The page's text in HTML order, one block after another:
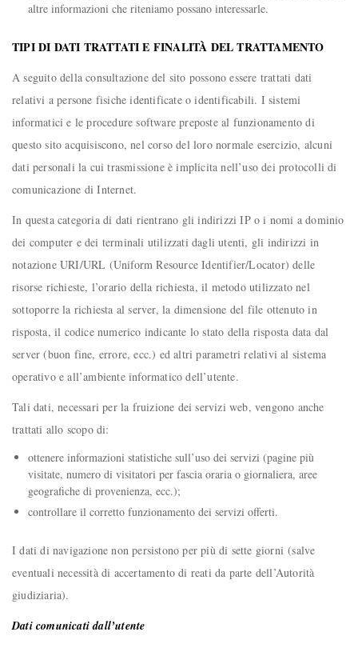
altre informazioni che riteniamo possano interessarle.
TIPI DI DATI TRATTATI E FINALITÀ DEL TRATTAMENTO
A seguito della consultazione del sito possono essere trattati dati
relativi a persone fisiche identificate o identificabili. I sistemi
informatici e le procedure software preposte al funzionamento di
questo sito acquisiscono, nel corso del loro normale esercizio, alcuni
dati personali la cui trasmissione è implicita nell’uso dei protocolli di
comunicazione di Internet.
In questa categoria di dati rientrano gli indirizzi IP o i nomi a dominio
dei computer e dei terminali utilizzati dagli utenti, gli indirizzi in
notazione URI/URL (Uniform Resource Identifier/Locator) delle
risorse richieste, l’orario della richiesta, il metodo utilizzato nel
sottoporre la richiesta al server, la dimensione del file ottenuto in
risposta, il codice numerico indicante lo stato della risposta data dal
server (buon fine, errore, ecc.) ed altri parametri relativi al sistema
operativo e all’ambiente informatico dell’utente.
Tali dati, necessari per la fruizione dei servizi web, vengono anche
trattati allo scopo di:
ottenere informazioni statistiche sull’uso dei servizi (pagine più
visitate, numero di visitatori per fascia oraria o giornaliera, aree
geografiche di provenienza, ecc.);
controllare il corretto funzionamento dei servizi offerti.
I dati di navigazione non persistono per più di sette giorni (salve
eventuali necessità di accertamento di reati da parte dell’Autorità
giudiziaria).
Dati comunicati dall’utente